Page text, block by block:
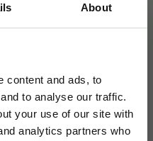
About
content and ads, to
to analyse our traffic.
your use of our site with
analytics partners who